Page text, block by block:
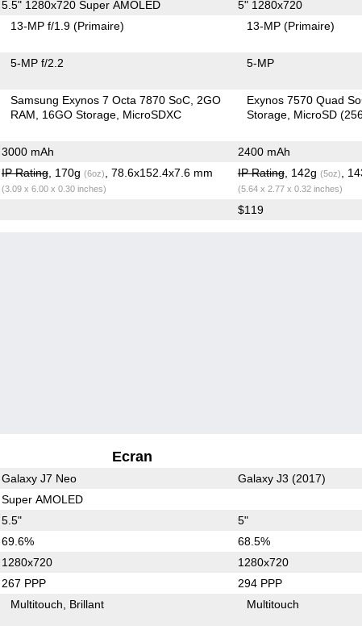
5.5" 1280x720 Super AMOLED 5" 1280x720
13-MP f/1.9(Primaire) 13-MP(Primaire)
5-MP f/2.2 5-MP
Samsung Exynos 7 Octa 7870 SoC 2GO
RAM
16GO Storage MicroSDXC
Exynos 7570 Quad
Storage MicroSD
3000 mAh 2400 mAh
IP Rating, 170g (6oz) , 78.6x152.4x7.6 mm
(3.09 x 6.00 x 0.30 inches)
IP Rating, 142g (5oz) ,
(5.64 x 2.77 x 0.32 inches)
$119
Ecran
Galaxy J7 Neo Galaxy J3 (2017)
Super AMOLED
5.5" 5"
69.6% 68.5%
1280x720 1280x720
267 PPP 294 PPP
Multitouch Brillant Multitouch